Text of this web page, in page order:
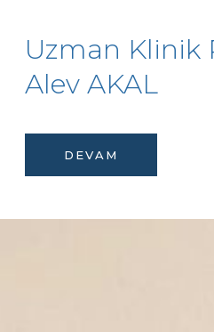
Uzman Klinik
Alev AKAL
DEVAM